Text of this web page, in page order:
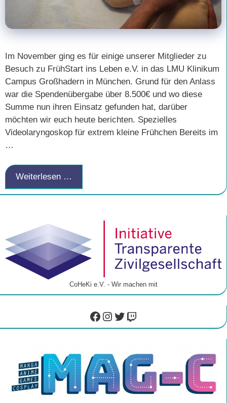
Im November ging es für einige unserer Mitglieder zu
Besuch zu FrühStart ins Leben e.V. in das LMU Klinikum
Campus Großhadern in München. Grund für den Anlass
war die Spendenübergabe über 8.500€ und wo diese
Summe nun ihren Einsatz gefunden hat, darüber
möchten wir euch heute berichten. Spezielles
Videolaryngoskop für extrem kleine Frühchen Bereits im
…
Weiterlesen …
CoHeKi e.V. - Wir machen mit
Facebook
Instagram
Twitter
Twitch